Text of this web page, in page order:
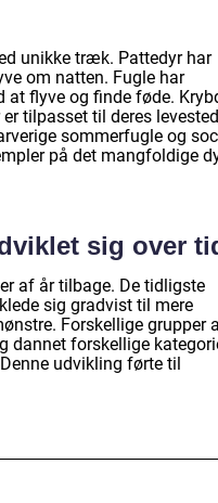
unikke træk. Pattedyr har
om natten. Fugle har
flyve og finde føde.
tilpasset til deres
sommerfugle og
på det mangfoldige
sig over
af år tilbage. De tidligste
sig gradvist til mere
Forskellige grupper
dannet forskellige
udvikling førte til